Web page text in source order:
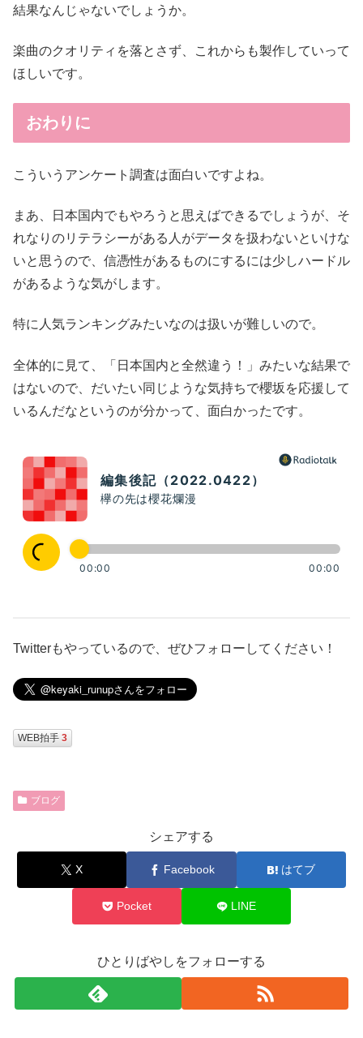
結果なんじゃないでしょうか。
楽曲のクオリティを落とさず、これからも製作していって
ほしいです。
おわりに
こういうアンケート調査は面白いですよね。
まあ、日本国内でもやろうと思えばできるでしょうが、そ
れなりのリテラシーがある人がデータを扱わないといけな
いと思うので、信憑性があるものにするには少しハードル
があるような気がします。
特に人気ランキングみたいなのは扱いが難しいので。
全体的に見て、「日本国内と全然違う！」みたいな結果で
はないので、だいたい同じような気持ちで櫻坂を応援して
いるんだなというのが分かって、面白かったです。
Twitterもやっているので、ぜひフォローしてください！
WEB拍手 3
ブログ
シェアする
X Facebook はてブ
Pocket LINE
ひとりばやしをフォローする